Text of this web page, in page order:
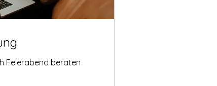
Feierabend beraten